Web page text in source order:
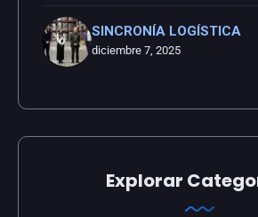
SINCRONÍA LOGÍSTICA
diciembre 7, 2025
Explorar